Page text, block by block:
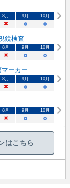
8 月 9 月 10月
× ○ ○
鏡検査
8 月 9 月 10月
× ○ ○
マーカー
8 月 9 月 10月
× ○ ○
8 月 9 月 10月
× ○ ○
はこちら